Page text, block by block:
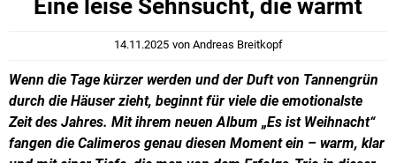
Eine leise Sehnsucht, die wärmt
14.11.2025 vonAndreas Breitkopf
Wenn die Tage kürzer werden und der Duft von Tannengrün
durch die Häuser zieht, beginnt für viele die emotionalste
Zeit des Jahres. Mit ihrem neuen Album „Es ist Weihnacht“
fangen die Calimeros genau diesen Moment ein – warm, klar